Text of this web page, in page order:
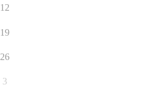
12
19
26
3